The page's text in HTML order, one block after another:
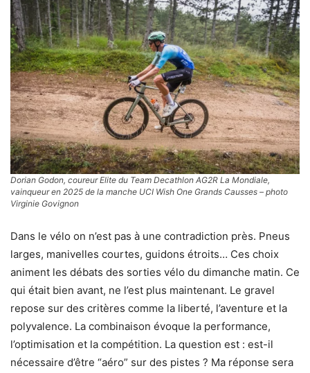
Dorian Godon, coureur Elite du Team Decathlon AG2R La Mondiale,
vainqueur en 2025 de la manche UCI Wish One Grands Causses – photo
Virginie Govignon
Dans le vélo on n’est pas à une contradiction près. Pneus
larges, manivelles courtes, guidons étroits… Ces choix
animent les débats des sorties vélo du dimanche matin. Ce
qui était bien avant, ne l’est plus maintenant. Le gravel
repose sur des critères comme la liberté, l’aventure et la
polyvalence. La combinaison évoque la performance,
l’optimisation et la compétition. La question est : est-il
nécessaire d’être “aéro” sur des pistes ? Ma réponse sera